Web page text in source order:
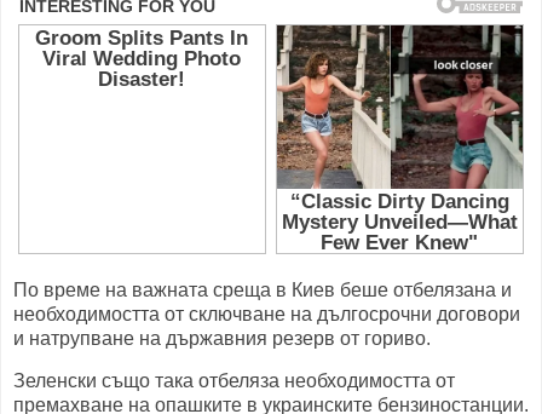
По време на важната среща в Киев беше отбелязана и
необходимостта от сключване на дългосрочни договори
и натрупване на държавния резерв от гориво.
Зеленски също така отбеляза необходимостта от
премахване на опашките в украинските бензиностанции.